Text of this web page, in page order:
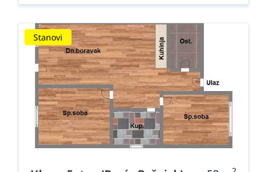
Stanovi